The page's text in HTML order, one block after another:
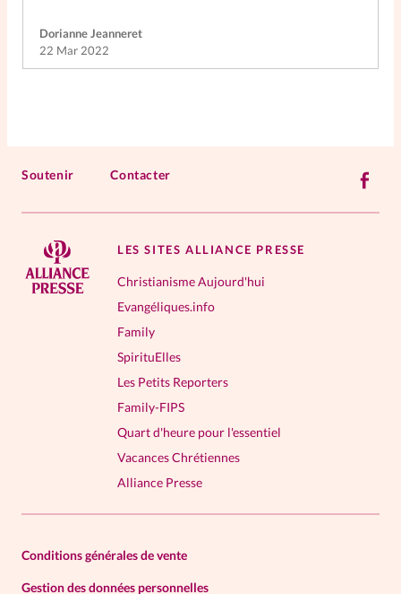
Dorianne Jeanneret
22 Mar 2022
Soutenir Contacter
LES SITES ALLIANCE PRESSE
Christianisme Aujourd'hui
Evangéliques.info
Family
SpirituElles
Les Petits Reporters
Family-FIPS
Quart d'heure pour l'essentiel
Vacances Chrétiennes
Alliance Presse
Conditions générales de vente
Gestion des données personnelles